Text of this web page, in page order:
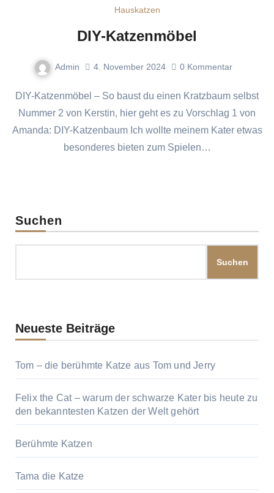
Hauskatzen
DIY-Katzenmöbel
Admin 4. November 2024 0 Kommentar
DIY-Katzenmöbel – So baust du einen Kratzbaum selbst
Nummer 2 von Kerstin, hier geht es zu Vorschlag 1 von
Amanda: DIY-Katzenbaum Ich wollte meinem Kater etwas
besonderes bieten zum Spielen…
Suchen
Suchen
Neueste Beiträge
Tom – die berühmte Katze aus Tom und Jerry
Felix the Cat – warum der schwarze Kater bis heute zu
den bekanntesten Katzen der Welt gehört
Berühmte Katzen
Tama die Katze